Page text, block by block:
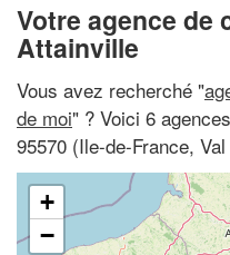
Votre agence de
Attainville
Vous avez recherché "
de moi" ? Voici 6
95570 (Ile-de-France,
+
−